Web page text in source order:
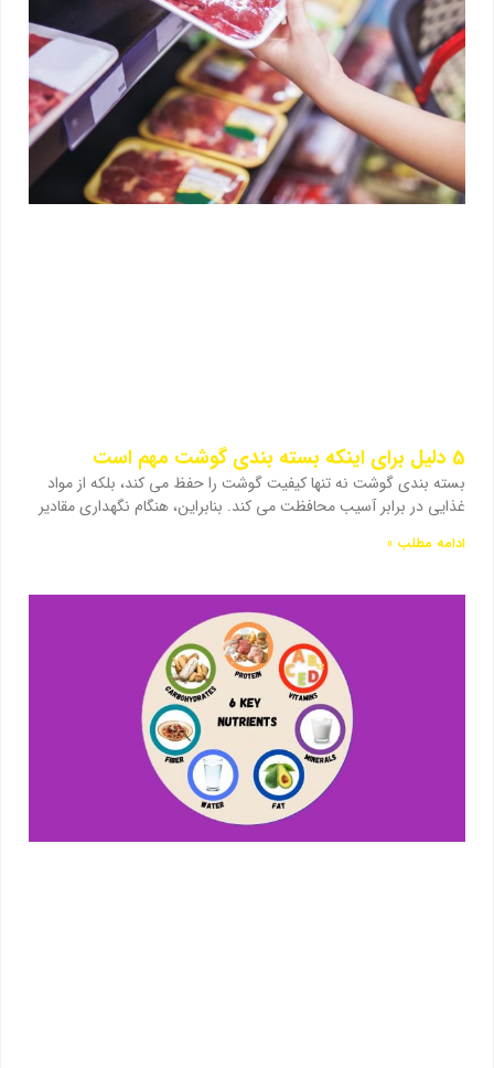
5 دلیل برای اینکه بسته بندی گوشت مهم است
بسته بندی گوشت نه تنها کیفیت گوشت را حفظ می کند، بلکه از مواد
غذایی در برابر آسیب محافظت می کند. بنابراین، هنگام نگهداری مقادیر
ادامه مطلب »